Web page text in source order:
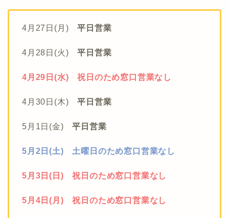
4月27日(月)平日営業
4月28日(火)平日営業
4月29日(水) 祝日のため窓口営業なし
4月30日(木)平日営業
5月1日(金)平日営業
5月2日(土) 土曜日のため窓口営業なし
5月3日(日) 祝日のため窓口営業なし
5月4日(月) 祝日のため窓口営業なし